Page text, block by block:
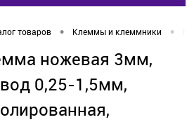
товаров • Клеммы и клеммники •
ножевая 3мм,
0,25-1,5мм,